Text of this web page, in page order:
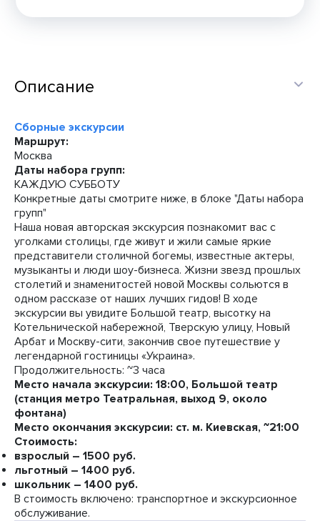
Описание
Сборные экскурсии
Маршрут:
Москва
Даты набора групп:
КАЖДУЮ СУББОТУ
Конкретные даты смотрите ниже, в блоке "Даты набора
групп"
Наша новая авторская экскурсия познакомит вас с
уголками столицы, где живут и жили самые яркие
представители столичной богемы, известные актеры,
музыканты и люди шоу-бизнеса. Жизни звезд прошлых
столетий и знаменитостей новой Москвы сольются в
одном рассказе от наших лучших гидов! В ходе
экскурсии вы увидите Большой театр, высотку на
Котельнической набережной, Тверскую улицу, Новый
Арбат и Москву-сити, закончив свое путешествие у
легендарной гостиницы «Украина».
Продолжительность: ~3 часа
Место начала экскурсии: 18:00, Большой театр
(станция метро Театральная, выход 9, около
фонтана)
Место окончания экскурсии: ст. м. Киевская, ~21:00
Стоимость:
взрослый – 1500 руб.
льготный – 1400 руб.
школьник – 1400 руб.
В стоимость включено: транспортное и экскурсионное
обслуживание.